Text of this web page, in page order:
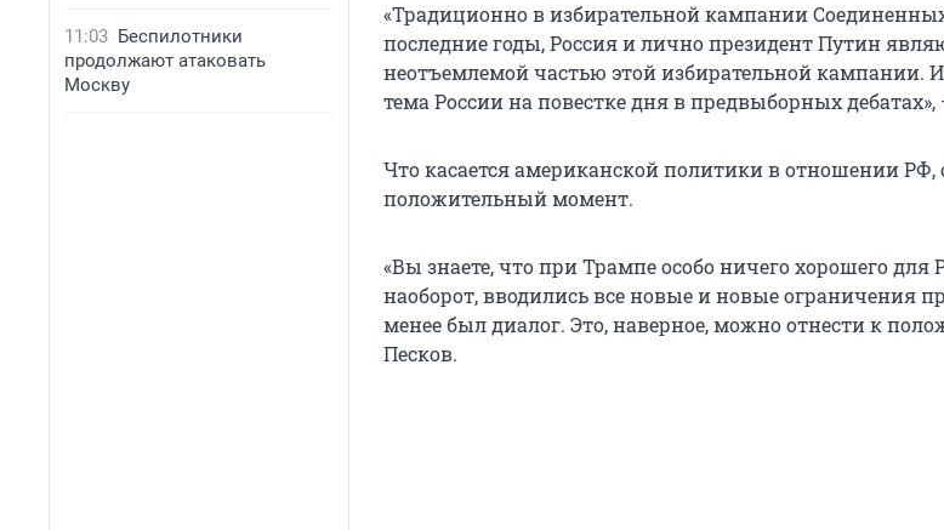
11:03 Беспилотники
продолжают атаковать
Москву
«Традиционно в избирательной кампании
последние годы, Россия и лично президент Путин
неотъемлемой частью этой избирательной кампании.
тема России на повестке дня в предвыборных дебатах»,
Что касается американской политики в отношении РФ,
положительный момент.
«Вы знаете, что при Трампе особо ничего хорошего для
наоборот, вводились все новые и новые ограничения
менее был диалог. Это, наверное, можно отнести к
Песков.